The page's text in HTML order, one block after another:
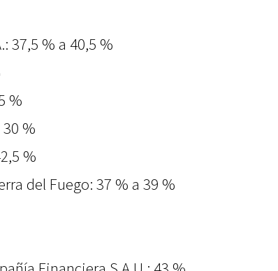
37,5 % a 40,5 %
%
%
%
del Fuego: 37 % a 39 %